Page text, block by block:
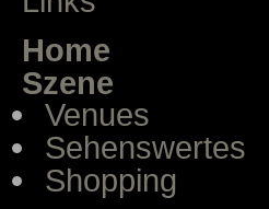
Home
Szene
Venues
Sehenswertes
Shopping